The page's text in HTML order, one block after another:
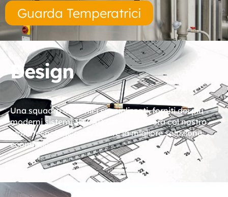
Guarda Temperatrici
Design
Una squadra di tecnici specializzati, forniti dei più
moderni sistemi 3D CAD CAM, collabora col nostro
team tecnologico per offrire la migliore soluzione
economica.